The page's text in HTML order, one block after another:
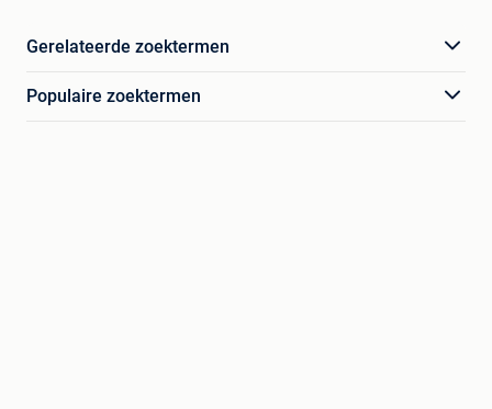
Gerelateerde zoektermen
Populaire zoektermen